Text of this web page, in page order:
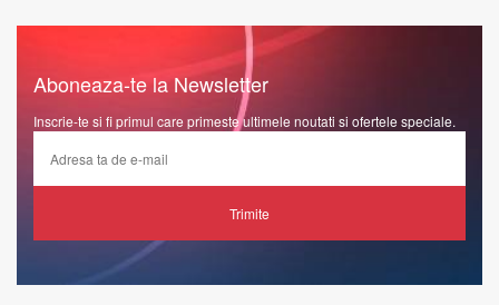
Aboneaza-te la Newsletter
Inscrie-te si fi primul care primeste ultimele noutati si ofertele speciale.
Trimite